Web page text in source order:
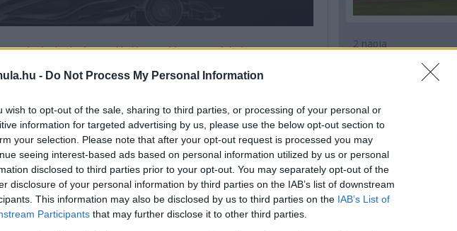
- Do Not Process My Personal Information
wish to opt-out of the sale, sharing to third parties, or processing of your personal or
information for targeted advertising by us, please use the below opt-out section to
your selection. Please note that after your opt-out request is processed you may
seeing interest-based ads based on personal information utilized by us or personal
disclosed to third parties prior to your opt-out. You may separately opt-out of the
disclosure of your personal information by third parties on the IAB’s list of downstream
This information may also be disclosed by us to third parties on the IAB’s List of
Participants that may further disclose it to other third parties.
eredményhirdetés is sokkal hosszabb, mint máshol, most a GT-
nélkül, és nem is érdemes, hogy három év alatt két első és
csapata. A csapatot gründoló Smiechowski hétből hét
Kolles úrral járt Le Mans-ban, nyilván nem is értek célba soha,
meg a legendás futamon.
2 napja
Ilyen lehet a jövő F1-
Domenicali szerint